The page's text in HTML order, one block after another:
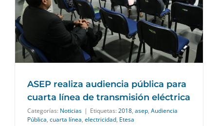
ASEP realiza audiencia pública para
cuarta línea de transmisión eléctrica
Categorías: Noticias | Etiquetas: 2018, asep, Audiencia
Pública, cuarta línea, electricidad, Etesa